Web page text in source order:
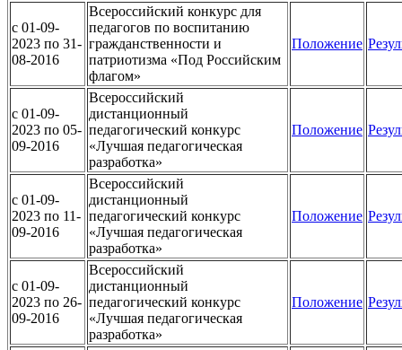
c 01-09-
2023 по 31-
08-2016
Всероссийский конкурс для
педагогов по воспитанию
гражданственности и
патриотизма «Под Российским
флагом»
Положение
c 01-09-
2023 по 05-
09-2016
Всероссийский
дистанционный
педагогический конкурс
«Лучшая педагогическая
разработка»
Положение
c 01-09-
2023 по 11-
09-2016
Всероссийский
дистанционный
педагогический конкурс
«Лучшая педагогическая
разработка»
Положение
c 01-09-
2023 по 26-
09-2016
Всероссийский
дистанционный
педагогический конкурс
«Лучшая педагогическая
разработка»
Положение